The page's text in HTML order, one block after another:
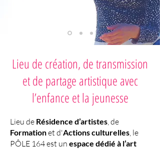
Lieu de création, de transmission
et de partage artistique avec
l’enfance et la jeunesse
Lieu de Résidence d’artistes, de
Formationet d'Actions culturelles, le
PÔLE 164 est un espace dédié à l’art